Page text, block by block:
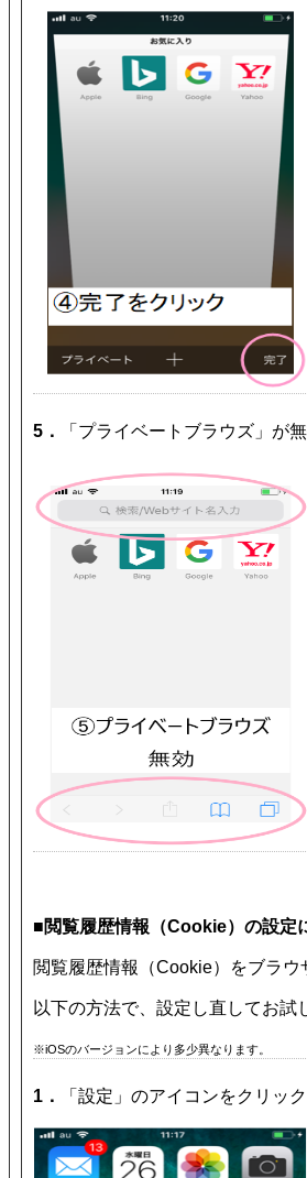
5． 「プライベートブラウズ」が
■閲覧履歴情報（Cookie）の設定
閲覧履歴情報（Cookie）をブラウ
以下の方法で、設定し直してお試
※iOSのバージョンにより多少異なります。
1． 「設定」のアイコンをクリック